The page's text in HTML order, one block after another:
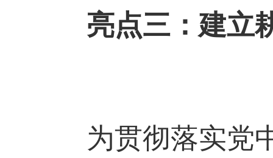
亮点三：建立
为贯彻落实党